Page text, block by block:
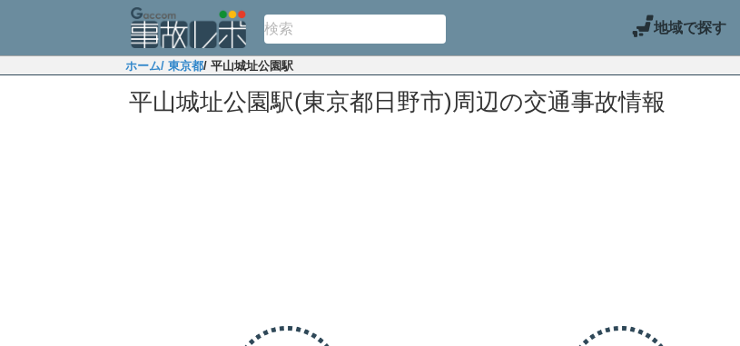
地域で探す
ホーム/ 東京都/ 平山城址公園駅
平山城址公園駅(東京都日野市)周辺の交通事故情報